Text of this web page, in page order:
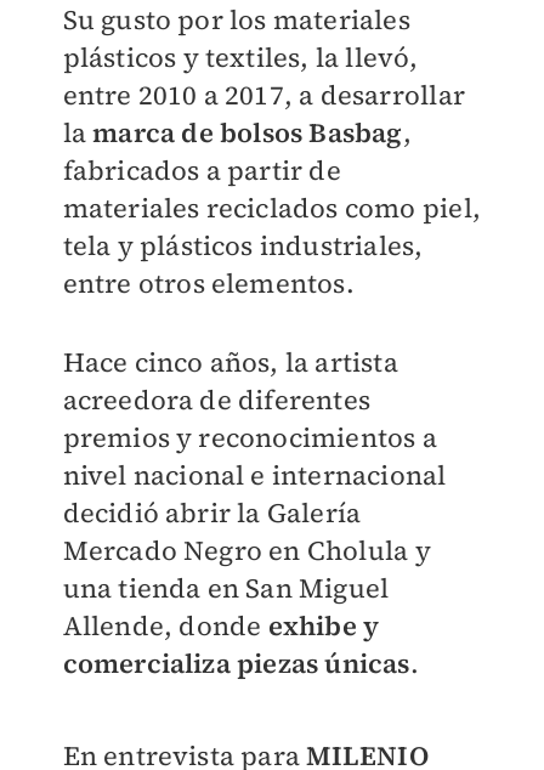
Su gusto por los materiales
plásticos y textiles, la llevó,
entre 2010 a 2017, a desarrollar
lamarca de bolsos Basbag,
fabricados a partir de
materiales reciclados como piel,
tela y plásticos industriales,
entre otros elementos.
Hace cinco años, la artista
acreedora de diferentes
premios y reconocimientos a
nivel nacional e internacional
decidió abrir la Galería
Mercado Negro en Cholula y
una tienda en San Miguel
Allende, donde exhibe y
comercializa piezas únicas.
En entrevista paraMILENIO